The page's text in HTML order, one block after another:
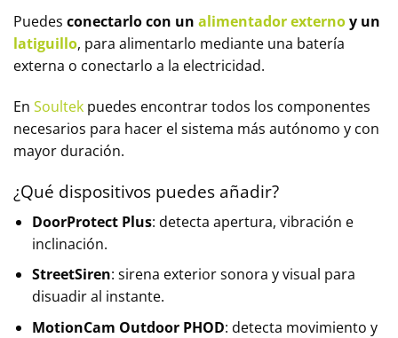
Puedes conectarlo con un alimentador externoy un
latiguillo, para alimentarlo mediante una batería
externa o conectarlo a la electricidad.
En Soultek puedes encontrar todos los componentes
necesarios para hacer el sistema más autónomo y con
mayor duración.
¿Qué dispositivos puedes añadir?
DoorProtect Plus: detecta apertura, vibración e
inclinación.
StreetSiren: sirena exterior sonora y visual para
disuadir al instante.
MotionCam Outdoor PHOD: detecta movimiento y